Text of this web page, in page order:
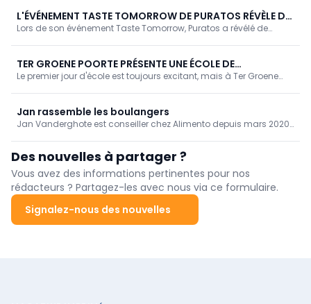
L'ÉVÉNEMENT TASTE TOMORROW DE PURATOS RÉVÈLE DE
NOUVELLES TENDANCES
Lors de son événement Taste Tomorrow, Puratos a révélé de
consommateurs, ce qui a des implications pour les acteurs des
secteurs de la boulangerie, de la pâtisserie et du chocolat.
TER GROENE POORTE PRÉSENTE UNE ÉCOLE DE
BOULANGERIE ULTRAMODERNE
Le premier jour d'école est toujours excitant, mais à Ter Groene
nouvelle école de boulangerie.
Jan rassemble les boulangers
Jan Vanderghote est conseiller chez Alimento depuis mars 2020.
la boulangerie. Néanmoins, Jan n'hésite pas à ajouter son propre
grain de sel en tant que nouveau conseiller dans le secteur de la
boulangerie.
Des nouvelles à partager ?
Vous avez des informations pertinentes pour nos
rédacteurs ? Partagez-les avec nous via ce formulaire.
Signalez-nous des nouvelles